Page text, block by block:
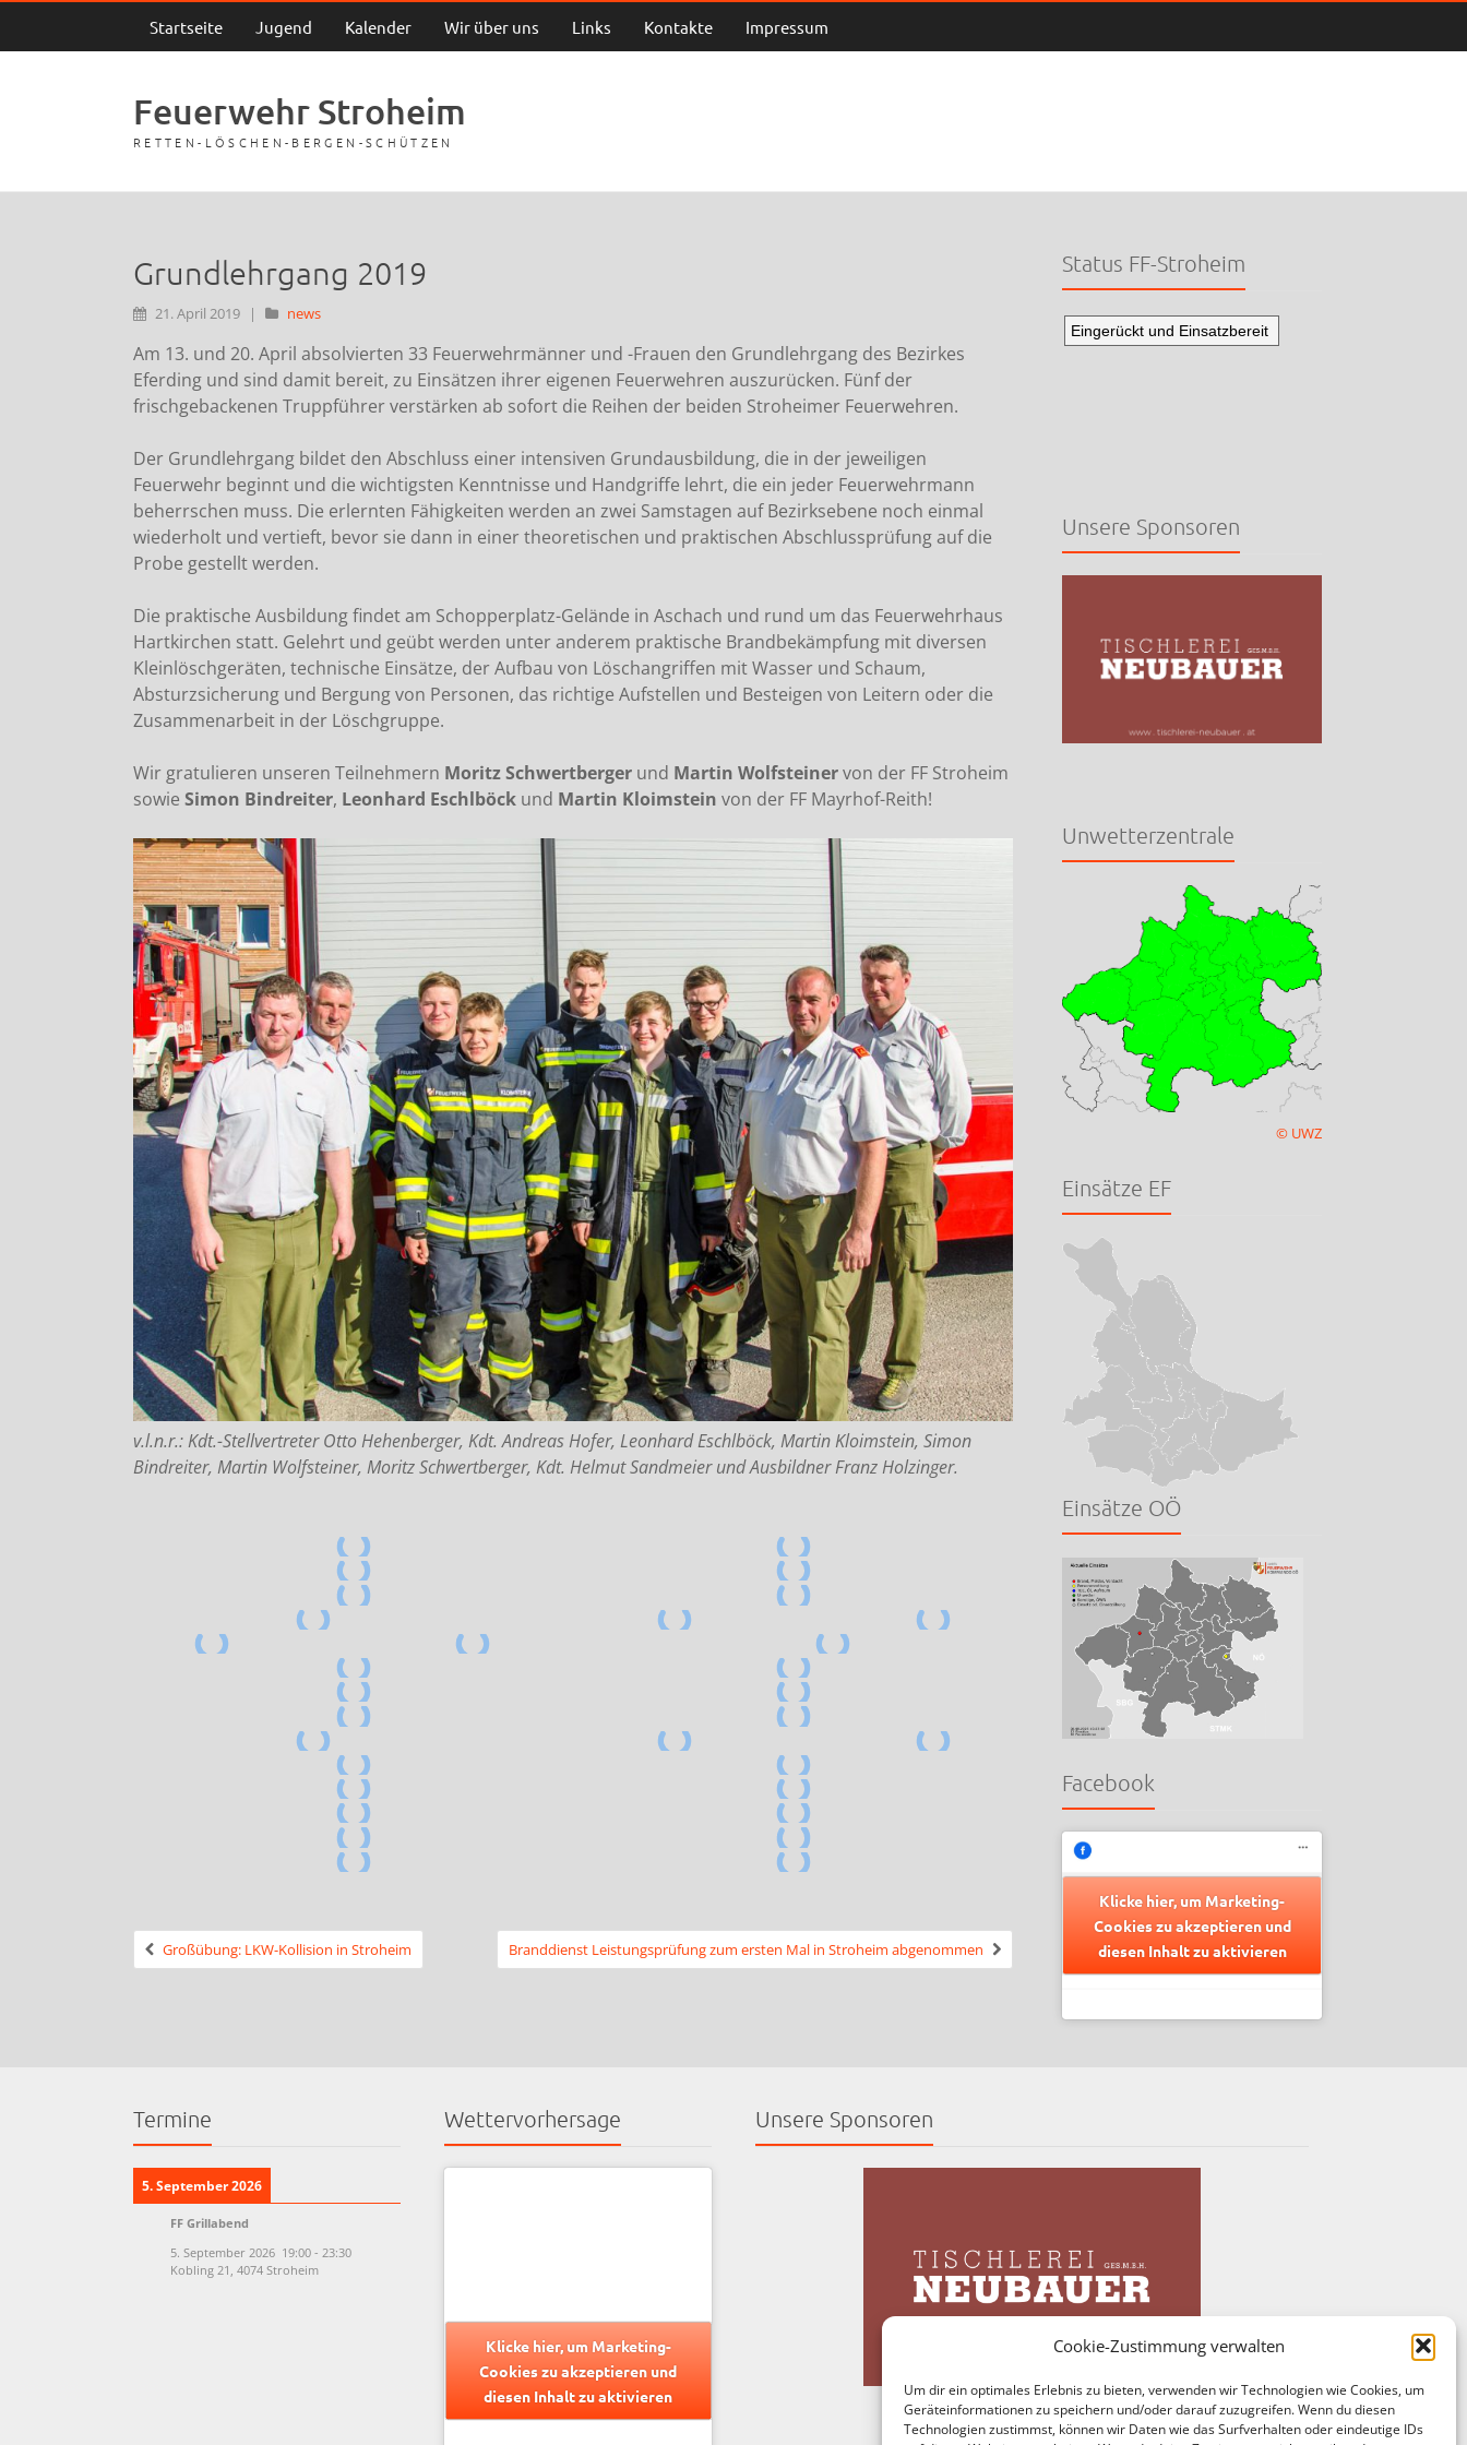
Cookie-Zustimmung verwalten
Um dir ein optimales Erlebnis zu bieten, verwenden wir Technologien wie Cookies, um
Geräteinformationen zu speichern und/oder darauf zuzugreifen. Wenn du diesen
Technologien zustimmst, können wir Daten wie das Surfverhalten oder eindeutige IDs
Startseite Jugend Kalender Wir über uns Links Kontakte Impressum
Feuerwehr Stroheim
RETTEN-LÖSCHEN-BERGEN-SCHÜTZEN
Grundlehrgang 2019
21. April 2019 | news
Am 13. und 20. April absolvierten 33 Feuerwehrmänner und -Frauen den Grundlehrgang des Bezirkes
Eferding und sind damit bereit, zu Einsätzen ihrer eigenen Feuerwehren auszurücken. Fünf der
frischgebackenen Truppführer verstärken ab sofort die Reihen der beiden Stroheimer Feuerwehren.
Der Grundlehrgang bildet den Abschluss einer intensiven Grundausbildung, die in der jeweiligen
Feuerwehr beginnt und die wichtigsten Kenntnisse und Handgriffe lehrt, die ein jeder Feuerwehrmann
beherrschen muss. Die erlernten Fähigkeiten werden an zwei Samstagen auf Bezirksebene noch einmal
wiederholt und vertieft, bevor sie dann in einer theoretischen und praktischen Abschlussprüfung auf die
Probe gestellt werden.
Die praktische Ausbildung findet am Schopperplatz-Gelände in Aschach und rund um das Feuerwehrhaus
Hartkirchen statt. Gelehrt und geübt werden unter anderem praktische Brandbekämpfung mit diversen
Kleinlöschgeräten, technische Einsätze, der Aufbau von Löschangriffen mit Wasser und Schaum,
Absturzsicherung und Bergung von Personen, das richtige Aufstellen und Besteigen von Leitern oder die
Zusammenarbeit in der Löschgruppe.
Wir gratulieren unseren Teilnehmern Moritz Schwertberger und Martin Wolfsteinervon der FF Stroheim
sowie Simon Bindreiter, Leonhard Eschlböck und Martin Kloimstein von der FF Mayrhof-Reith!
v.l.n.r.: Kdt.-Stellvertreter Otto Hehenberger, Kdt. Andreas Hofer, Leonhard Eschlböck, Martin Kloimstein, Simon
Bindreiter, Martin Wolfsteiner, Moritz Schwertberger, Kdt. Helmut Sandmeier und Ausbildner Franz Holzinger.
Großübung: LKW-Kollision in Stroheim Branddienst Leistungsprüfung zum ersten Mal in Stroheim abgenommen
Status FF-Stroheim
Unsere Sponsoren
Unwetterzentrale
© UWZ
Einsätze EF
Einsätze OÖ
Facebook
Klicke hier, um Marketing-
Cookies zu akzeptieren und
diesen Inhalt zu aktivieren
Termine
5. September 2026
FF Grillabend
5. September 2026 19:00 - 23:30
Kobling 21, 4074 Stroheim
Wettervorhersage
Klicke hier, um Marketing-
Cookies zu akzeptieren und
diesen Inhalt zu aktivieren
Unsere Sponsoren